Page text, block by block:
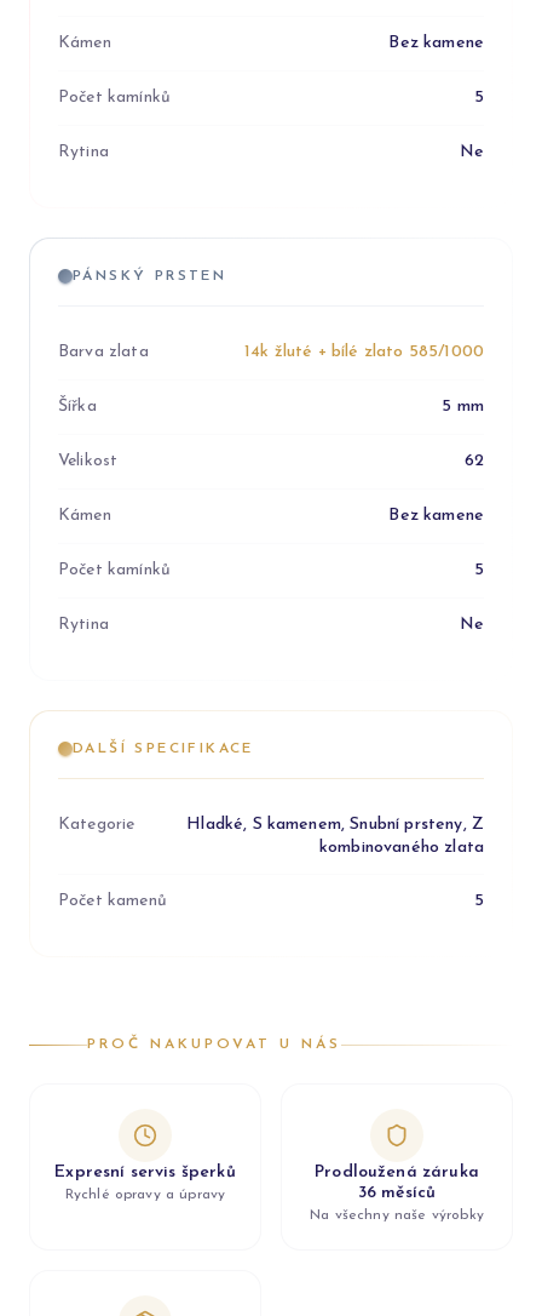
Kámen Bez kamene
Počet kamínků 5
Rytina Ne
PÁNSKÝ PRSTEN
Barva zlata 14k žluté + bílé zlato 585/1000
Šířka 5 mm
Velikost 62
Kámen Bez kamene
Počet kamínků 5
Rytina Ne
DALŠÍ SPECIFIKACE
Kategorie
Hladké, S kamenem, Snubní prsteny, Z
kombinovaného zlata
Počet kamenů 5
PROČ NAKUPOVAT U NÁS
Expresní servis šperků
Rychlé opravy a úpravy
Prodloužená záruka
36 měsíců
Na všechny naše výrobky